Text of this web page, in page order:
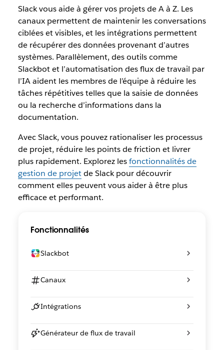
Slack vous aide à gérer vos projets de A à Z. Les
canaux permettent de maintenir les conversations
ciblées et visibles, et les intégrations permettent
de récupérer des données provenant d’autres
systèmes. Parallèlement, des outils comme
Slackbot et l’automatisation des flux de travail par
l’IA aident les membres de l’équipe à réduire les
tâches répétitives telles que la saisie de données
ou la recherche d’informations dans la
documentation.
Avec Slack, vous pouvez rationaliser les processus
de projet, réduire les points de friction et livrer
plus rapidement. Explorez lesfonctionnalités de
gestion de projetde Slack pour découvrir
comment elles peuvent vous aider à être plus
efficace et performant.
Fonctionnalités
Slackbot
Canaux
Intégrations
Générateur de flux de travail